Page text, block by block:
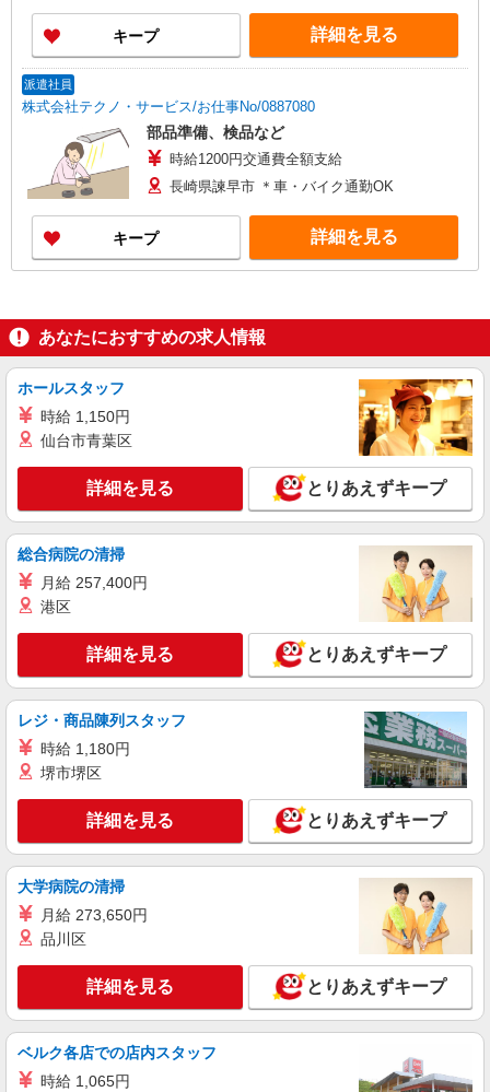
キープ 詳細を見る
派遣社員
株式会社テクノ・サービス/お仕事No/0887080
部品準備、検品など
時給1200円交通費全額支給
長崎県諫早市 ＊車・バイク通勤OK
キープ 詳細を見る
あなたにおすすめの求人情報
ホールスタッフ
時給 1,150円
仙台市青葉区
詳細を見る とりあえずキープ
総合病院の清掃
月給 257,400円
港区
詳細を見る とりあえずキープ
レジ・商品陳列スタッフ
時給 1,180円
堺市堺区
詳細を見る とりあえずキープ
大学病院の清掃
月給 273,650円
品川区
詳細を見る とりあえずキープ
ベルク各店での店内スタッフ
時給 1,065円